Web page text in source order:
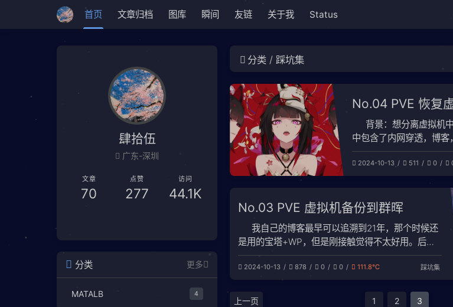
首页 文章归档 图库 瞬间 友链 关于我 Status
分类 踩坑集
No.04 PVE 恢复
背景：想分离虚拟机
中包含了内网穿透，博
次为了数据安全，计划
和转发，一台做博客，
出多台相同的机器，删
题： 虚拟机恢复之后，
2024-10-13 511 0
No.03 PVE 虚拟机备份到群晖
我自己的博客最早可以追溯到21年，那个时候还
是用的宝塔+WP，但是刚接触觉得不太好用。后来
换成了群晖本地docker+Halo，安全运行了2年之
后，数据在一次升级中丢失了，当时有Halo博客后
台中的备份数据，但是只要点击恢复博客系统就会卡
死，50篇博客就这么丢失了。不过正好也想清理一
2024-10-13 878 0 0 111.8℃ 踩坑集
上一页 1 2 3
肆拾伍
广东-深圳
文章
70
点赞
277
访问
44.1K
分类 更多
MATALB 4